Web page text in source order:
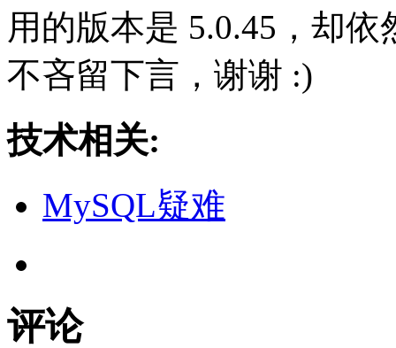
用的版本是 5.0.45，却
不吝留下言，谢谢 :)
技术相关:
MySQL疑难
评论